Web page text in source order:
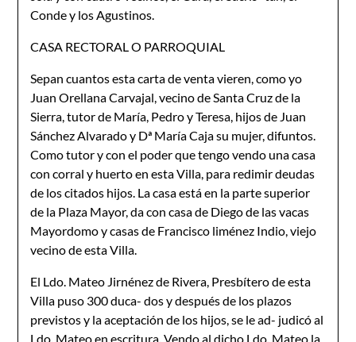
Conde y los Agustinos.
CASA RECTORAL O PARROQUIAL
Sepan cuantos esta carta de venta vieren, como yo
Juan Orellana Carvajal, vecino de Santa Cruz de la
Sierra, tutor de María, Pedro y Teresa, hijos de Juan
Sánchez Alvarado y Dª María Caja su mujer, difuntos.
Como tutor y con el poder que tengo vendo una casa
con corral y huerto en esta Villa, para redimir deudas
de los citados hijos. La casa está en la parte superior
de la Plaza Mayor, da con casa de Diego de las vacas
Mayordomo y casas de Francisco liménez Indio, viejo
vecino de esta Villa.
El Ldo. Mateo Jirnénez de Rivera, Presbítero de esta
Villa puso 300 duca- dos y después de los plazos
previstos y la aceptación de los hijos, se le ad- judicó al
Ldo. Mateo en escritura. Vendo al dicho Ldo. Mateo la